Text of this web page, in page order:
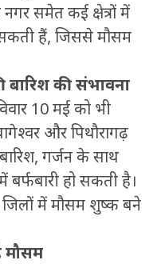
समेत कई क्षेत्रों में
हैं, जिससे मौसम
बारिश की संभावना
10 मई को भी
और पिथौरागढ़
गर्जन के साथ
हो सकती है।
में मौसम शुष्क बने
मौसम